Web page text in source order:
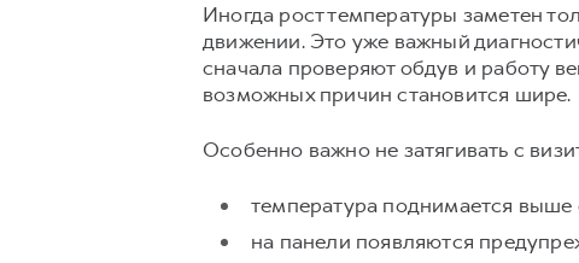
Иногда рост температуры заметен
движении. Это уже важный
сначала проверяют обдув и работу
возможных причин становится шире.
Особенно важно не затягивать с
температура поднимается
на панели появляются